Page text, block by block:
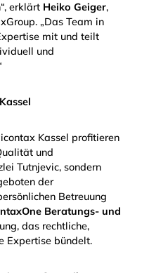
erklärt Heiko Geiger,
„Das Team in
mit und teilt
und
Kassel profitieren
und
Tutnjevic, sondern
der
Betreuung
Beratungs- und
das rechtliche,
Expertise bündelt.